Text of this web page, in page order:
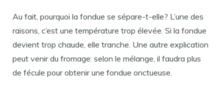
Au fait, pourquoi la fondue se sépare-t-elle? L’une des
raisons, c’est une température trop élevée. Si la fondue
devient trop chaude, elle tranche. Une autre explication
peut venir du fromage: selon le mélange, il faudra plus
de fécule pour obtenir une fondue onctueuse.